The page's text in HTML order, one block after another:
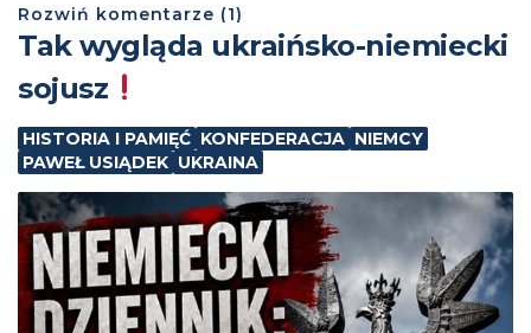
Rozwiń komentarze (1)
Tak wygląda ukraińsko-niemiecki
sojusz
HISTORIA I PAMIĘĆ KONFEDERACJA NIEMCY
PAWEŁ USIĄDEK UKRAINA